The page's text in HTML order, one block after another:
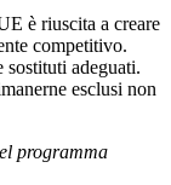
è riuscita a creare
competitivo.
sostituti adeguati.
esclusi non
programma